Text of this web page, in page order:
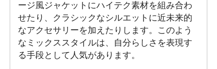
ージ風ジャケットにハイテク素材を組み合わ
せたり、クラシックなシルエットに近未来的
なアクセサリーを加えたりします。このよう
なミックススタイルは、自分らしさを表現す
る手段として人気があります。